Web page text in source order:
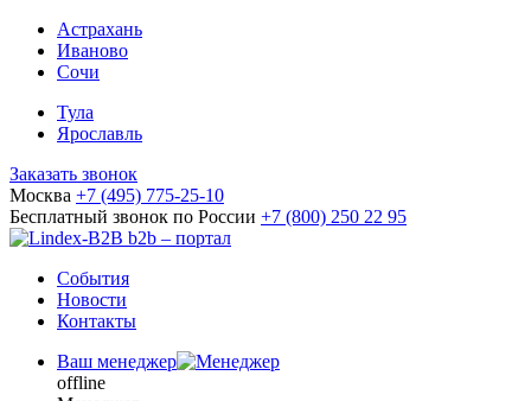
Астрахань
Иваново
Сочи
Тула
Ярославль
Заказать звонок
Москва +7 (495) 775-25-10
Бесплатный звонок по России +7 (800) 250 22 95
b2b – портал
События
Новости
Контакты
Ваш менеджер
offline